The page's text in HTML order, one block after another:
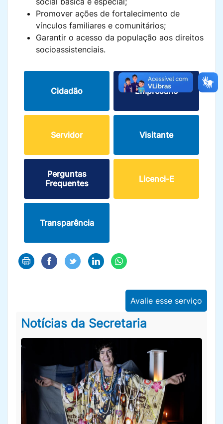
Promover ações de fortalecimento de
vínculos familiares e comunitários;
Garantir o acesso da população aos direitos
socioassistenciais.
Cidadão Empresário
Servidor Visitante
Perguntas
Frequentes
Licenci-E
Transparência
Avalie esse serviço
Notícias da Secretaria